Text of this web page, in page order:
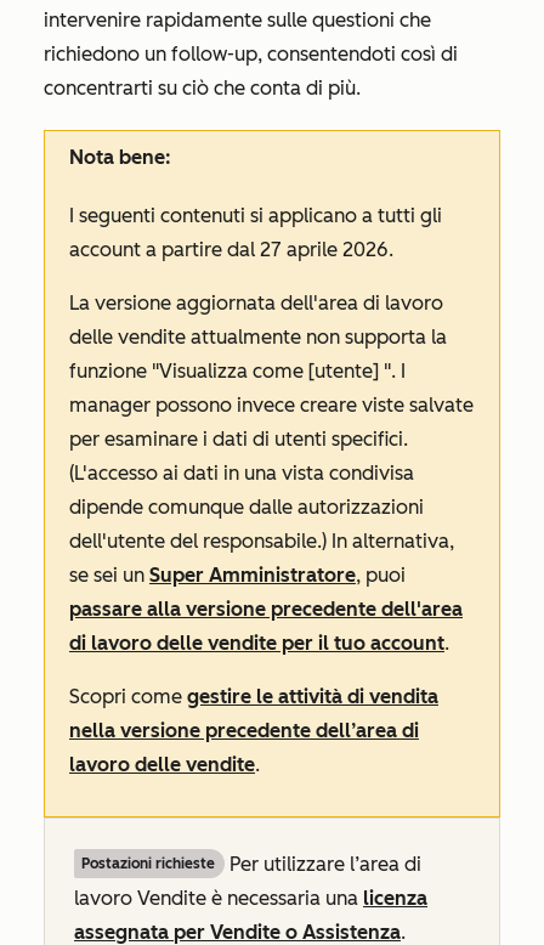
intervenire rapidamente sulle questioni che
richiedono un follow-up, consentendoti così di
concentrarti su ciò che conta di più.
Nota bene:
I seguenti contenuti si applicano a tutti gli
account a partire dal 27 aprile 2026.
La versione aggiornata dell'area di lavoro
delle vendite attualmente non supporta la
funzione "Visualizza come [utente] ". I
manager possono invece creare viste salvate
per esaminare i dati di utenti specifici.
(L'accesso ai dati in una vista condivisa
dipende comunque dalle autorizzazioni
dell'utente del responsabile.) In alternativa,
se sei un Super Amministratore, puoi
passare alla versione precedente dell'area
di lavoro delle vendite per il tuo account.
Scopri come gestire le attività di vendita
nella versione precedente dell’area di
lavoro delle vendite.
Postazioni richieste
Per utilizzare l’area di
lavoro Vendite è necessaria una licenza
assegnata per Vendite o Assistenza.